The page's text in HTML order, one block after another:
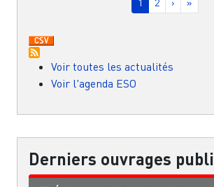
1 2 › »
Voir toutes les actualités
Voir l'agenda ESO
Derniers ouvrages